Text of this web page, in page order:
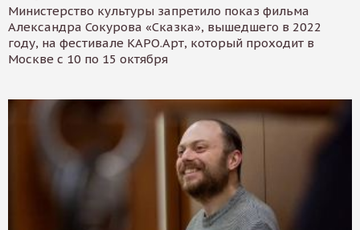
Министерство культуры запретило показ фильма
Александра Сокурова «Сказка», вышедшего в 2022
году, на фестивале КАРО.Арт, который проходит в
Москве с 10 по 15 октября